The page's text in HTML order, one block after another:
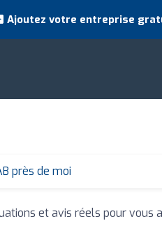
Ajoutez votre entreprise
près de moi
et avis réels pour vous